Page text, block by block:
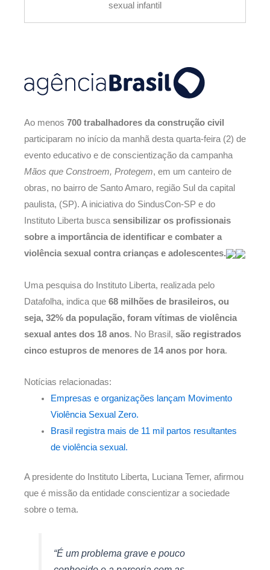
sexual infantil
Ao menos 700 trabalhadores da construção civil
participaram no início da manhã desta quarta-feira (2) de
evento educativo e de conscientização da campanha
Mãos que Constroem, Protegem, em um canteiro de
obras, no bairro de Santo Amaro, região Sul da capital
paulista, (SP). A iniciativa do SindusCon-SP e do
Instituto Liberta busca sensibilizar os profissionais
sobre a importância de identificar e combater a
violência sexual contra crianças e adolescentes.
Uma pesquisa do Instituto Liberta, realizada pelo
Datafolha, indica que 68 milhões de brasileiros, ou
seja, 32% da população, foram vítimas de violência
sexual antes dos 18 anos. No Brasil, são registrados
cinco estupros de menores de 14 anos por hora.
Notícias relacionadas:
Empresas e organizações lançam Movimento
Violência Sexual Zero.
Brasil registra mais de 11 mil partos resultantes
de violência sexual.
A presidente do Instituto Liberta, Luciana Temer, afirmou
que é missão da entidade conscientizar a sociedade
sobre o tema.
“É um problema grave e pouco